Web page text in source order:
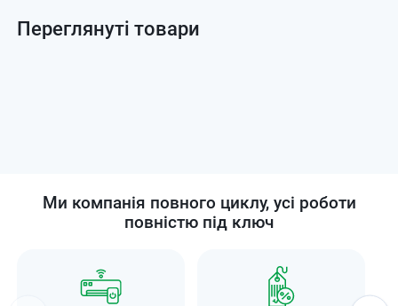
Переглянуті товари
Ми компанія повного циклу, усі роботи
повністю під ключ